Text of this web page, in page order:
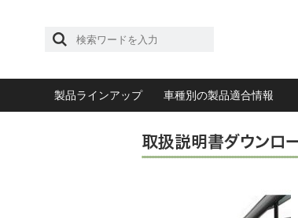
製品ラインアップ 車種別の製品適合情報